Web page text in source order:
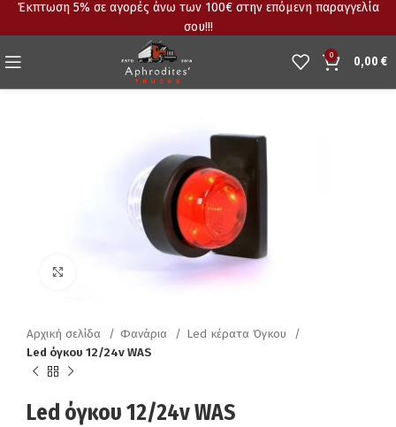
Έκπτωση 5% σε αγορές άνω των 100€ στην επόμενη παραγγελία
σου!!!
0 0,00 €
Αρχική σελίδα Φανάρια
Led κέρατα Όγκου
Led όγκου 12/24v WAS
Led όγκου 12/24v WAS